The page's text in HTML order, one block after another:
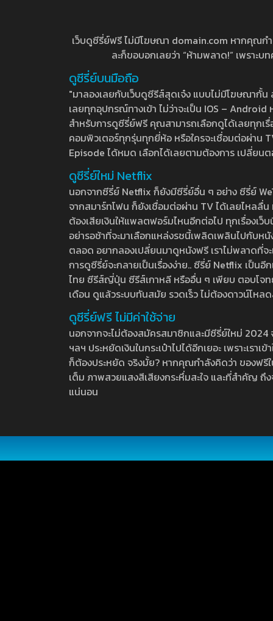
เว็บดูซีรี่ย์ฟรี ไม่มีโฆษณา domain.com หากคุณก
ละก็ขอบอกเลยว่า “ห้ามพลาด!” เพราะ
ดูซีรี่ย์บนมือถือ
"มาลองเลยกับเว็บดูซีรีส์สุดเจ๋ง แบบไม่มีโฆษณากั้
เลยทุกอุปกรณ์ทางเข้า ไม่ว่าจะเป็น IOS –
สำหรับการดูซีรี่ย์ฟรี คุณสามารถเลือกดูได้เลยทุกเ
คอมพิวเตอร์ทุกรุ่นทุกยี่ห้อ หรือใครจะเชื่อมต่อผ่าน
Episode ได้หมด เลือกได้เลยตามต้องการ เปลี่ยน
ดูซีรี่ย์ใหม่ Netflix
นอกจากซีรี่ย์ Netflix ก็ยังมีซีรี่ย์อื่น ๆ อย่าง ซีรี่ย์
จากสมาร์ทโฟน ก็ยังเชื่อมต่อผ่าน TV ได้เลยไหลลื่
ต้องเสียเงินให้แพลตฟอร์มไหนอีกต่อไป ทุกเรื่องเว็
อย่ารอช้าที่จะมาเลือกแหล่งรชนี้เพลิดเพลินไปกับห
ตลอด อยากลองเปลี่ยนมาดูหนังฟรี เราไม่พลาดที่
การดูซีรี่ย์จะกลายเป็นเรื่องง่าย.. ซีรี่ย์ Netflix เป็น
ไทย ซีรีส์ญี่ปุ่น ซีรีส์เกาหลี หรืออื่น ๆ เพียบ ตอบโจท
เดือน ดูแล้วระบบทันสมัย รวดเร็ว ไม่ต้องดาวน์โห
ดูซีรี่ย์ฟรี ไม่มีค่าใช้จ่าย
นอกจากจะไม่ต้องสมัครสมาชิกและมีซีรี่ย์ใหม่
ฯลฯ ประหยัดเงินในกระเป๋าไปได้อีกเยอะ เพราะเร
ก็ต้องประหยัด จริงมั้ย? หากคุณกำลังคิดว่า ของฟ
เต็ม ภาพสวยแสงสีเสียงกระหึ่มสะใจ และที่สำคัญ
แน่นอน